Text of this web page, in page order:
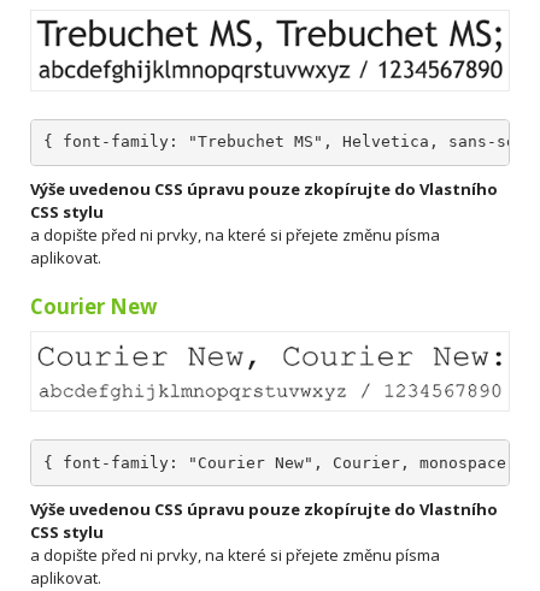
{ font-family: "Trebuchet MS", Helvetica, sans-
Výše uvedenou CSS úpravu pouze zkopírujte do Vlastního
CSS stylu
a dopište před ni prvky, na které si přejete změnu písma
aplikovat.
Courier New
{ font-family: "Courier New", Courier, monospace; }
Výše uvedenou CSS úpravu pouze zkopírujte do Vlastního
CSS stylu
a dopište před ni prvky, na které si přejete změnu písma
aplikovat.